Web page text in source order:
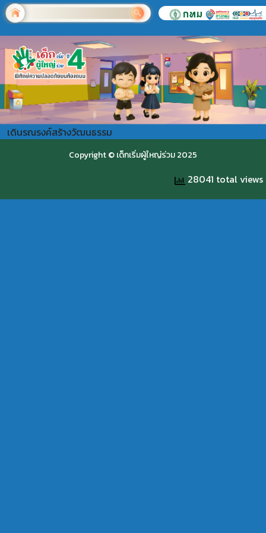
เดินรณรงค์สร้างวัฒนธรรม
Copyright © เด็กเริ่มผู้ใหญ่ร่วม 2025
28041 total views